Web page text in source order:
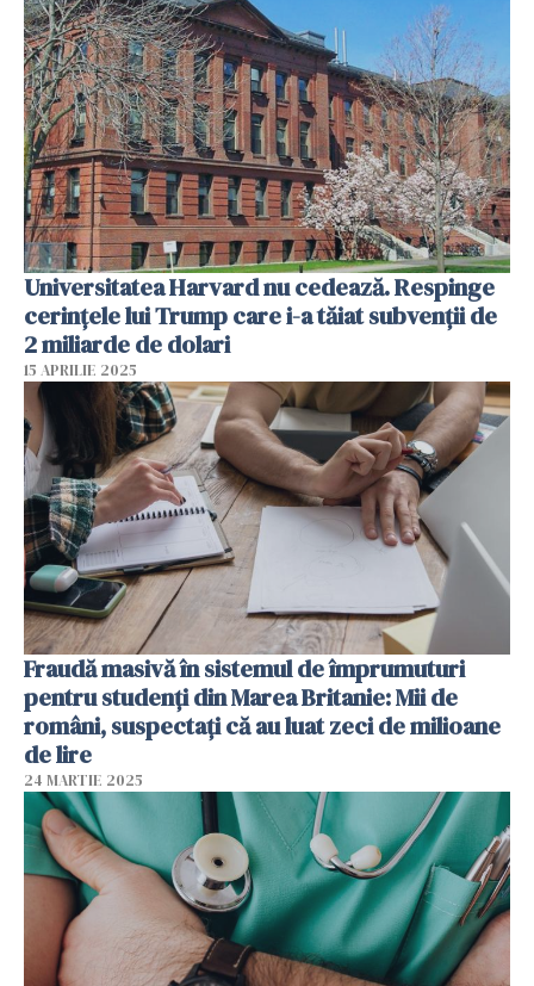
Universitatea Harvard nu cedează. Respinge
cerinţele lui Trump care i-a tăiat subvenţii de
2 miliarde de dolari
15 APRILIE 2025
Fraudă masivă în sistemul de împrumuturi
pentru studenți din Marea Britanie: Mii de
români, suspectați că au luat zeci de milioane
de lire
24 MARTIE 2025